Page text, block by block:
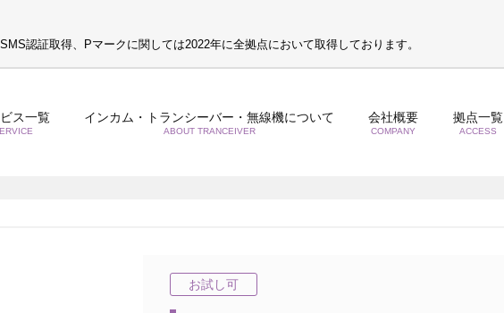
認証取得、Pマークに関しては2022年に全拠点において取得しております。
ス一覧 インカム・トランシーバー・無線機について
ABOUT TRANCEIVER
会社概要
COMPANY
拠点一覧
ACCESS
お試し可